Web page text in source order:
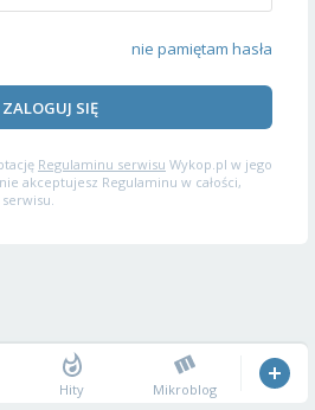
nie pamiętam hasła
ZALOGUJ SIĘ
Regulaminu serwisu Wykop.pl w jego
akceptujesz Regulaminu w całości,
Hity Mikroblog